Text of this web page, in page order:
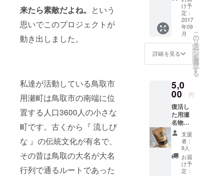
来たら素敵だよね。 という
思いでこのプロジェクトが
動き出しました。
私達が活動している鳥取市
用瀬町は鳥取市の南端に位
置する人口3600人の小さな
町です。古くから『 流しび
な 』の伝統文化が有名で、
その昔は鳥取の大名が大名
行列で通るルートであった
がせ週
末住人
が書
く お
礼の絵
はが
き」も
ます。
※アンコ
ロマン
ジュウ
は９月
下旬頃
より店
頭販売
の予定
になり
ます。
※絵はが
を、ぜ
ひ最初
にお召
し上が
り頂き
たく引
換券を
お送り
させて
きま
す。
『アン
コロマ
ンジュ
ウ引換
券』と
合わせ
て、
『体験
と民泊
もちが
け予
定：
2017
年09
月
詳細を見る
こ
の
リ
タ
ー
ン
を
選
択
す
る
5,0
00 円
復活し
た用瀬
名物
『アン
コロマ
ンジュ
ウ』
を、ぜ
ひ最初
支援
者：
9人
お届
け予
定：